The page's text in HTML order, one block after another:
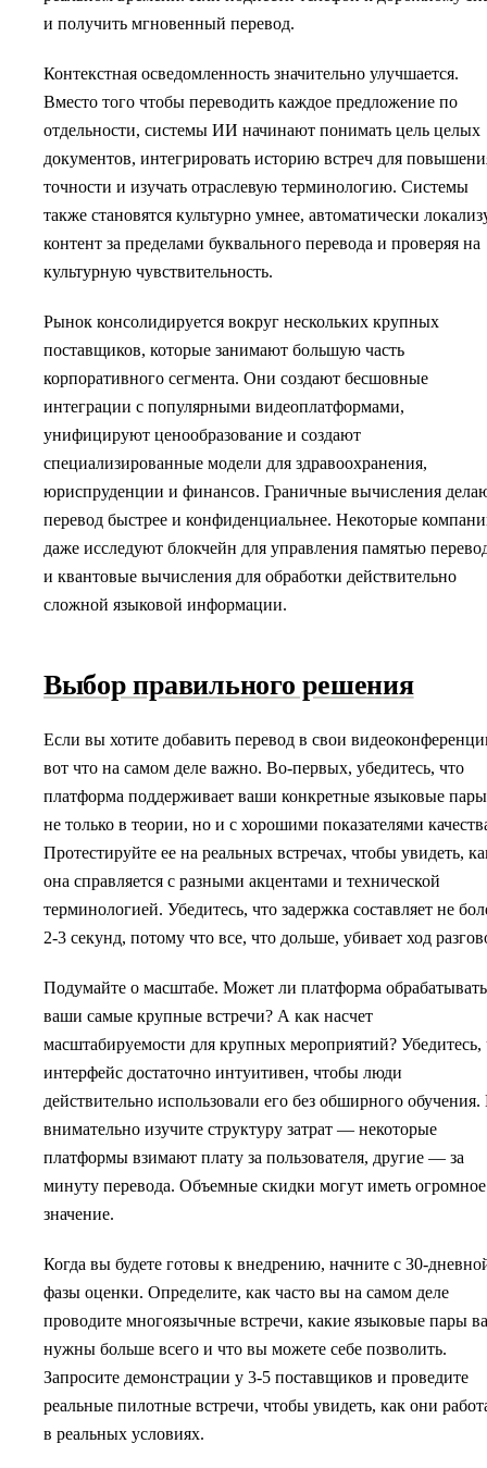
и получить мгновенный перевод.
Контекстная осведомленность значительно улучшается.
Вместо того чтобы переводить каждое предложение по
отдельности, системы ИИ начинают понимать цель целых
документов, интегрировать историю встреч для
точности и изучать отраслевую терминологию. Системы
также становятся культурно умнее, автоматически
контент за пределами буквального перевода и проверяя на
культурную чувствительность.
Рынок консолидируется вокруг нескольких крупных
поставщиков, которые занимают большую часть
корпоративного сегмента. Они создают бесшовные
интеграции с популярными видеоплатформами,
унифицируют ценообразование и создают
специализированные модели для здравоохранения,
юриспруденции и финансов. Граничные вычисления
перевод быстрее и конфиденциальнее. Некоторые
даже исследуют блокчейн для управления памятью
и квантовые вычисления для обработки действительно
сложной языковой информации.
Выбор правильного решения
Если вы хотите добавить перевод в свои
вот что на самом деле важно. Во-первых, убедитесь, что
платформа поддерживает ваши конкретные языковые
не только в теории, но и с хорошими показателями
Протестируйте ее на реальных встречах, чтобы увидеть,
она справляется с разными акцентами и технической
терминологией. Убедитесь, что задержка составляет не
2-3 секунд, потому что все, что дольше, убивает ход
Подумайте о масштабе. Может ли платформа обрабатывать
ваши самые крупные встречи? А как насчет
масштабируемости для крупных мероприятий? Убедитесь,
интерфейс достаточно интуитивен, чтобы люди
действительно использовали его без обширного
внимательно изучите структуру затрат — некоторые
платформы взимают плату за пользователя, другие — за
минуту перевода. Объемные скидки могут иметь огромное
значение.
Когда вы будете готовы к внедрению, начните с 30-
фазы оценки. Определите, как часто вы на самом деле
проводите многоязычные встречи, какие языковые пары
нужны больше всего и что вы можете себе позволить.
Запросите демонстрации у 3-5 поставщиков и проведите
реальные пилотные встречи, чтобы увидеть, как они
в реальных условиях.